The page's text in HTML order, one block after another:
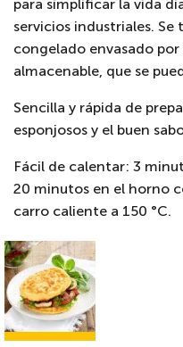
para simplificar la vida
servicios industriales.
congelado envasado
almacenable, que se
Sencilla y rápida de
esponjosos y el buen
Fácil de calentar: 3
20 minutos en el horno
carro caliente a 150 °C.